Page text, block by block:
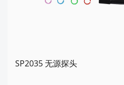
SP2035 无源探头